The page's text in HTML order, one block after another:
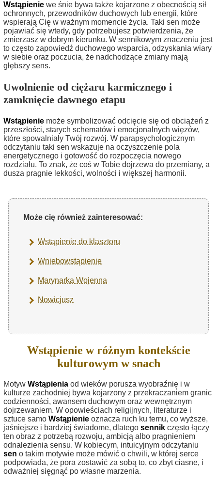
Wstąpienie we śnie bywa także kojarzone z obecnością sił
ochronnych, przewodników duchowych lub energii, które
wspierają Cię w ważnym momencie życia. Taki sen może
pojawiać się wtedy, gdy potrzebujesz potwierdzenia, że
zmierzasz w dobrym kierunku. W sennikowym znaczeniu jest
to często zapowiedź duchowego wsparcia, odzyskania wiary
w siebie oraz poczucia, że nadchodzące zmiany mają
głębszy sens.
Uwolnienie od ciężaru karmicznego i
zamknięcie dawnego etapu
Wstąpienie może symbolizować odcięcie się od obciążeń z
przeszłości, starych schematów i emocjonalnych więzów,
które spowalniały Twój rozwój. W parapsychologicznym
odczytaniu taki sen wskazuje na oczyszczenie pola
energetycznego i gotowość do rozpoczęcia nowego
rozdziału. To znak, że coś w Tobie dojrzewa do przemiany, a
dusza pragnie lekkości, wolności i większej harmonii.
Może cię również zainteresować:
Wstąpienie do klasztoru
Wniebowstąpienie
Marynarka Wojenna
Nowicjusz
Wstąpienie w różnym kontekście
kulturowym w snach
Motyw Wstąpienia od wieków porusza wyobraźnię i w
kulturze zachodniej bywa kojarzony z przekraczaniem granic
codzienności, awansem duchowym oraz wewnętrznym
dojrzewaniem. W opowieściach religijnych, literaturze i
sztuce samo Wstąpienie oznacza ruch ku temu, co wyższe,
jaśniejsze i bardziej świadome, dlatego sennik często łączy
ten obraz z potrzebą rozwoju, ambicją albo pragnieniem
odnalezienia sensu. W kobiecym, intuicyjnym odczytaniu
sen o takim motywie może mówić o chwili, w której serce
podpowiada, że pora zostawić za sobą to, co zbyt ciasne, i
odważniej sięgnąć po własne marzenia.